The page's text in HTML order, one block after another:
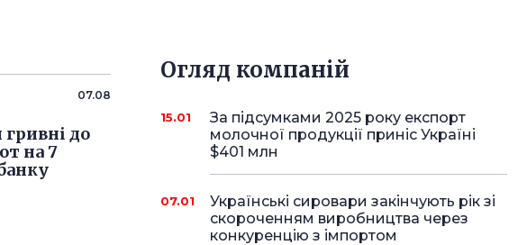
07.08
до
на 7
Огляд компаній
15.01
За підсумками 2025 року експорт
молочної продукції приніс Україні
$401 млн
07.01
Українські сировари закінчують рік зі
скороченням виробництва через
конкуренцію з імпортом